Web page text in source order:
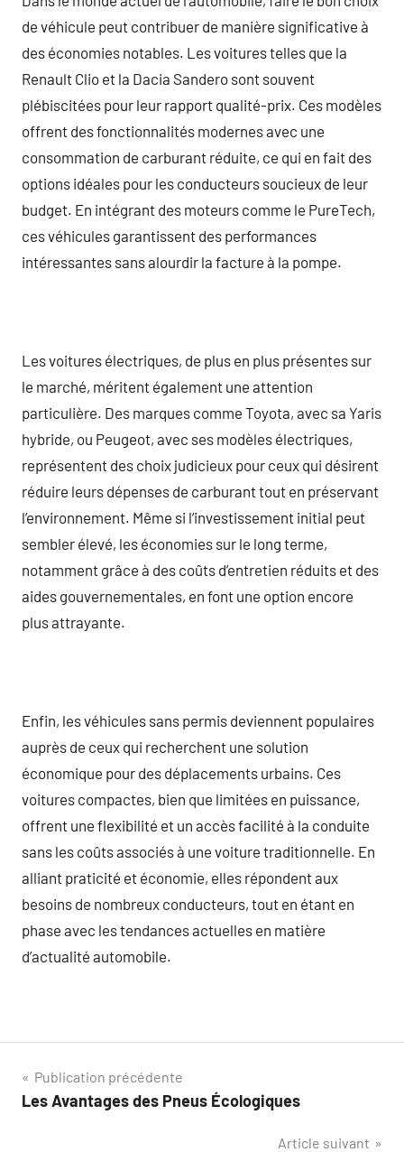
de véhicule peut contribuer de manière significative à
des économies notables. Les voitures telles que la
Renault Clio et la Dacia Sandero sont souvent
plébiscitées pour leur rapport qualité-prix. Ces modèles
offrent des fonctionnalités modernes avec une
consommation de carburant réduite, ce qui en fait des
options idéales pour les conducteurs soucieux de leur
budget. En intégrant des moteurs comme le PureTech,
ces véhicules garantissent des performances
intéressantes sans alourdir la facture à la pompe.
Les voitures électriques, de plus en plus présentes sur
le marché, méritent également une attention
particulière. Des marques comme Toyota, avec sa Yaris
hybride, ou Peugeot, avec ses modèles électriques,
représentent des choix judicieux pour ceux qui désirent
réduire leurs dépenses de carburant tout en préservant
l’environnement. Même si l’investissement initial peut
sembler élevé, les économies sur le long terme,
notamment grâce à des coûts d’entretien réduits et des
aides gouvernementales, en font une option encore
plus attrayante.
Enfin, les véhicules sans permis deviennent populaires
auprès de ceux qui recherchent une solution
économique pour des déplacements urbains. Ces
voitures compactes, bien que limitées en puissance,
offrent une flexibilité et un accès facilité à la conduite
sans les coûts associés à une voiture traditionnelle. En
alliant praticité et économie, elles répondent aux
besoins de nombreux conducteurs, tout en étant en
phase avec les tendances actuelles en matière
d’actualité automobile.
Navigation
de
Publication précédente
Les Avantages des Pneus Écologiques
Article suivant